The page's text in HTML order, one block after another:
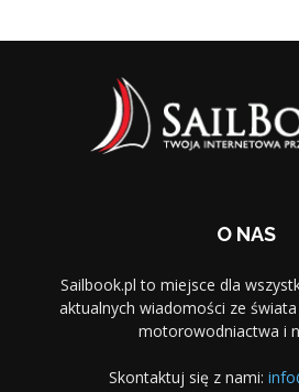
O NAS
Sailbook.pl to miejsce dla
aktualnych wiadomości ze
motorowodniactwa i
Skontaktuj się z nami: